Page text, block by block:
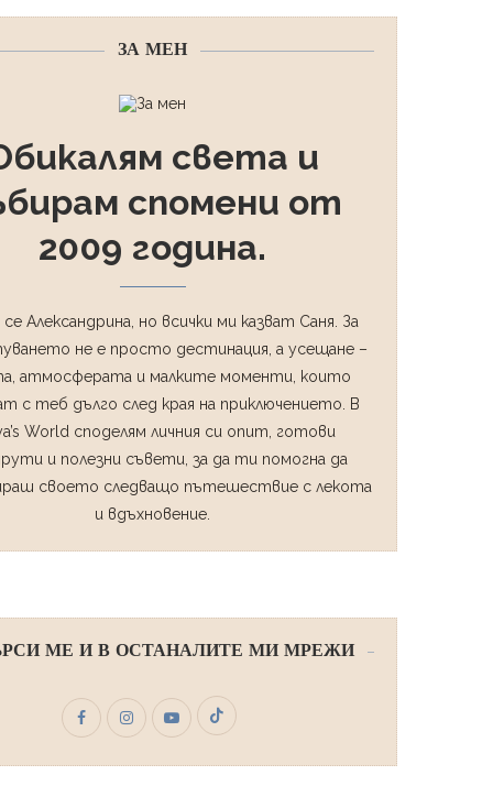
ЗА МЕН
света и
спомени от
2009 година.
се Александрина, но всички ми казват Саня. За
не е просто дестинация, а усещане –
атмосферата и малките моменти, които
с теб дълго след края на приключението. В
World споделям личния си опит, готови
и полезни съвети, за да ти помогна да
своето следващо пътешествие с лекота
и вдъхновение.
МЕ И В ОСТАНАЛИТЕ МИ МРЕЖИ